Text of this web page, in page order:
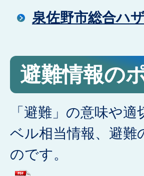
泉佐野市総合ハ
避難情報の
「避難」の意味や
ベル相当情報、避難
のです。